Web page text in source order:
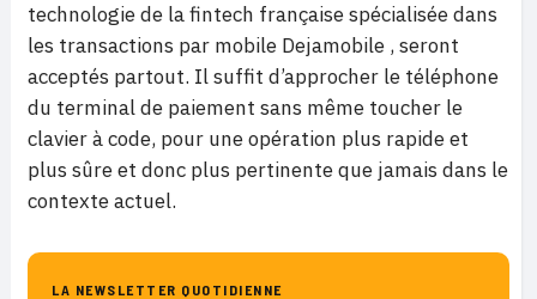
technologie de la fintech française spécialisée dans
les transactions par mobile Dejamobile , seront
acceptés partout. Il suffit d’approcher le téléphone
du terminal de paiement sans même toucher le
clavier à code, pour une opération plus rapide et
plus sûre et donc plus pertinente que jamais dans le
contexte actuel.
LA NEWSLETTER QUOTIDIENNE